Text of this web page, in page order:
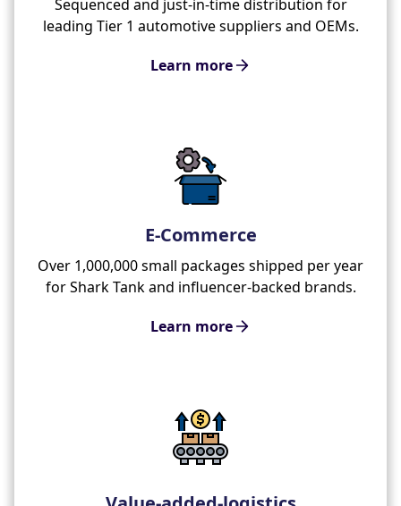
Sequenced and just-in-time distribution for
leading Tier 1 automotive suppliers and OEMs.
Learn more
E-Commerce
Over 1,000,000 small packages shipped per year
for Shark Tank and influencer-backed brands.
Learn more